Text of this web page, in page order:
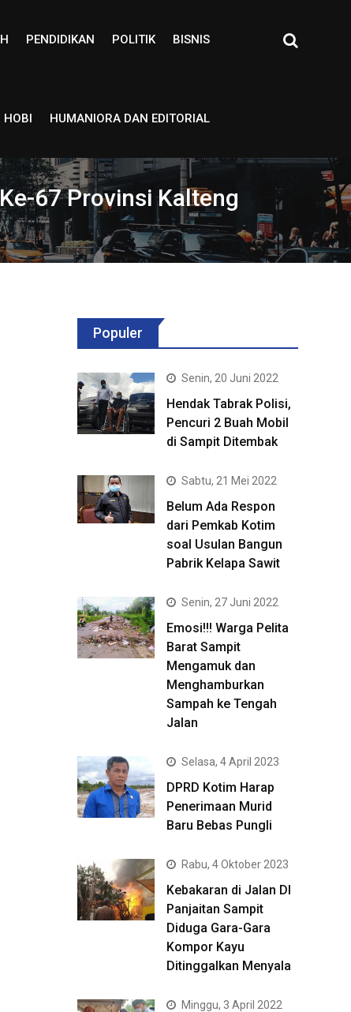
PENDIDIKAN POLITIK BISNIS
HOBI HUMANIORA DAN EDITORIAL
67 Provinsi Kalteng
Populer
Senin, 20 Juni 2022
Hendak Tabrak Polisi,
Pencuri 2 Buah Mobil
di Sampit Ditembak
Sabtu, 21 Mei 2022
Belum Ada Respon
dari Pemkab Kotim
soal Usulan Bangun
Pabrik Kelapa Sawit
Senin, 27 Juni 2022
Emosi!!! Warga Pelita
Barat Sampit
Mengamuk dan
Menghamburkan
Sampah ke Tengah
Jalan
Selasa, 4 April 2023
DPRD Kotim Harap
Penerimaan Murid
Baru Bebas Pungli
Rabu, 4 Oktober 2023
Kebakaran di Jalan DI
Panjaitan Sampit
Diduga Gara-Gara
Kompor Kayu
Ditinggalkan Menyala
Minggu, 3 April 2022